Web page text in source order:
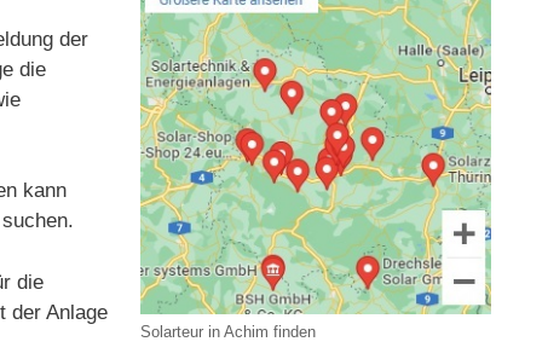
Solarteur in Achim finden
der
die
kann
die
der Anlage